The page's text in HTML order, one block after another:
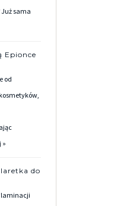
sama
Epionce
od
»
do
laminacji